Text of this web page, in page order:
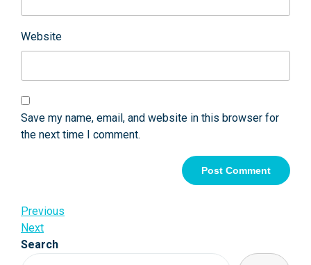
Website
Save my name, email, and website in this browser for
the next time I comment.
Post
navigation
Previous
Post
Previous
Next
Post
Next
Search